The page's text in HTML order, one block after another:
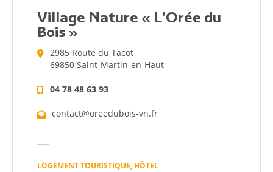
Village Nature « L’Orée du
Bois »
2985 Route du Tacot
69850 Saint-Martin-en-Haut
04 78 48 63 93
contact@oreedubois-vn.fr
LOGEMENT TOURISTIQUE, HÔTEL